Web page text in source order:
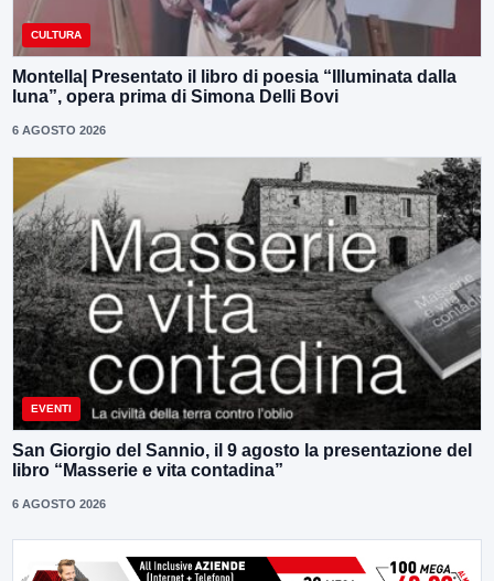
CULTURA
Montella| Presentato il libro di poesia “Illuminata dalla
luna”, opera prima di Simona Delli Bovi
6 AGOSTO 2026
EVENTI
San Giorgio del Sannio, il 9 agosto la presentazione del
libro “Masserie e vita contadina”
6 AGOSTO 2026